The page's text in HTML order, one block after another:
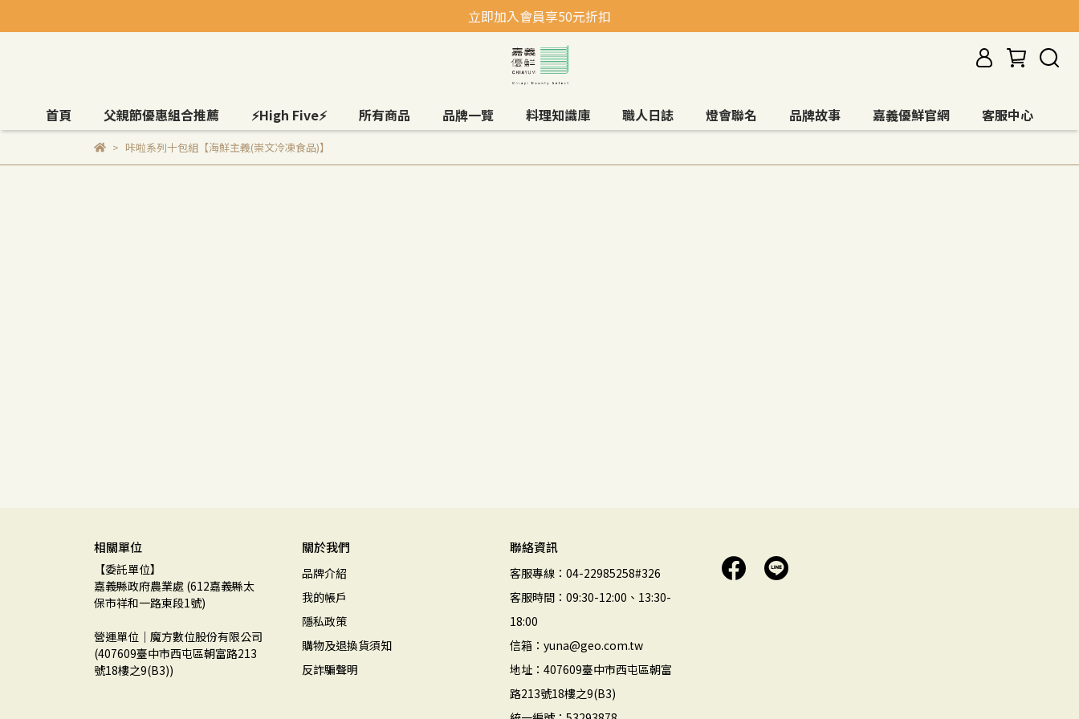
立即加入會員享50元折扣
首頁 父親節優惠組合推薦 ⚡High Five⚡ 所有商品 品牌一覽 料理知識庫 職人日誌 燈會聯名 品牌故事 嘉義優鮮官網 客服中心
咔啦系列十包組【海鮮主義(崇文冷凍食品)】
相關單位
【委託單位】
嘉義縣政府農業處 (612嘉義縣太
保市祥和一路東段1號)
營運單位｜魔方數位股份有限公司
(407609臺中市西屯區朝富路213
號18樓之9(B3))
關於我們
品牌介紹
我的帳戶
隱私政策
購物及退換貨須知
反詐騙聲明
聯絡資訊
客服專線：04-22985258#326
客服時間：09:30-12:00、13:30-
18:00
信箱：yuna@geo.com.tw
地址：407609臺中市西屯區朝富
路213號18樓之9(B3)